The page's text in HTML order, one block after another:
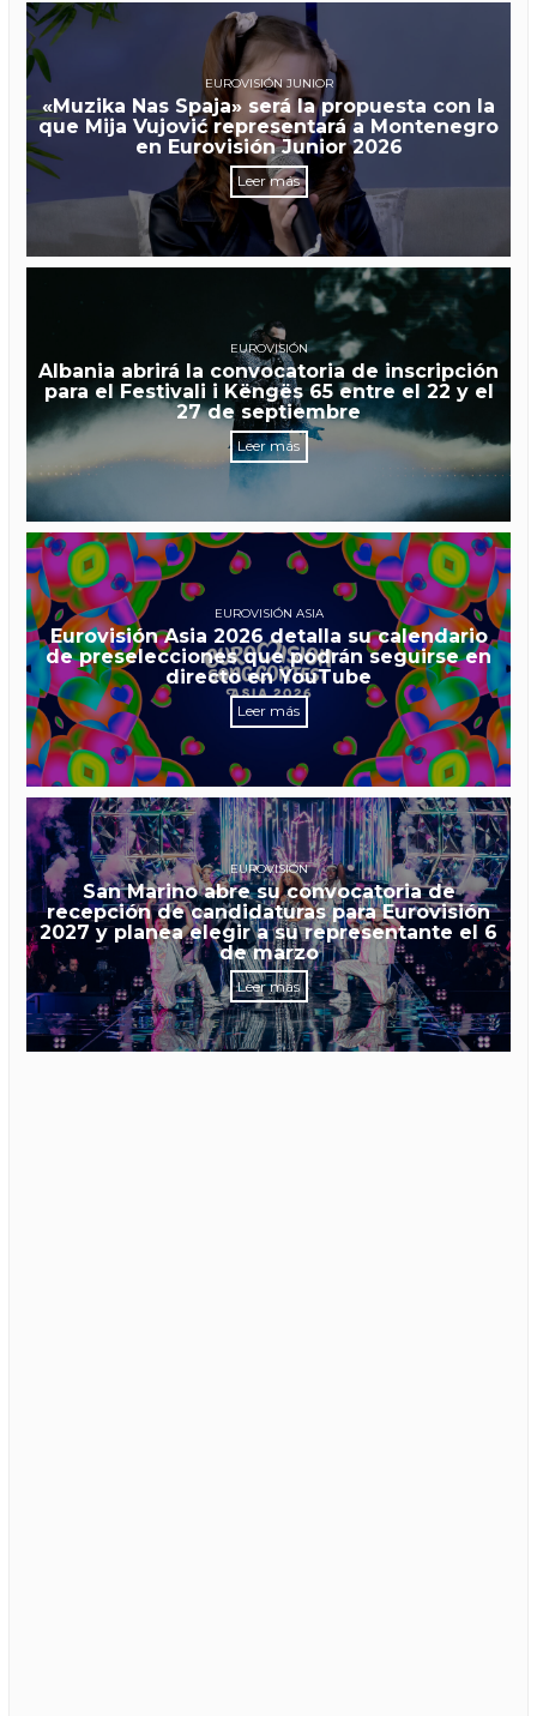
EUROVISIÓN JUNIOR
«Muzika Nas Spaja» será la propuesta con la
que Mija Vujović representará a Montenegro
en Eurovisión Junior 2026
Leer más
EUROVISIÓN
Albania abrirá la convocatoria de inscripción
para el Festivali i Këngës 65 entre el 22 y el
27 de septiembre
Leer más
EUROVISIÓN ASIA
Eurovisión Asia 2026 detalla su calendario
de preselecciones que podrán seguirse en
directo en YouTube
Leer más
EUROVISIÓN
San Marino abre su convocatoria de
recepción de candidaturas para Eurovisión
2027 y planea elegir a su representante el 6
de marzo
Leer más